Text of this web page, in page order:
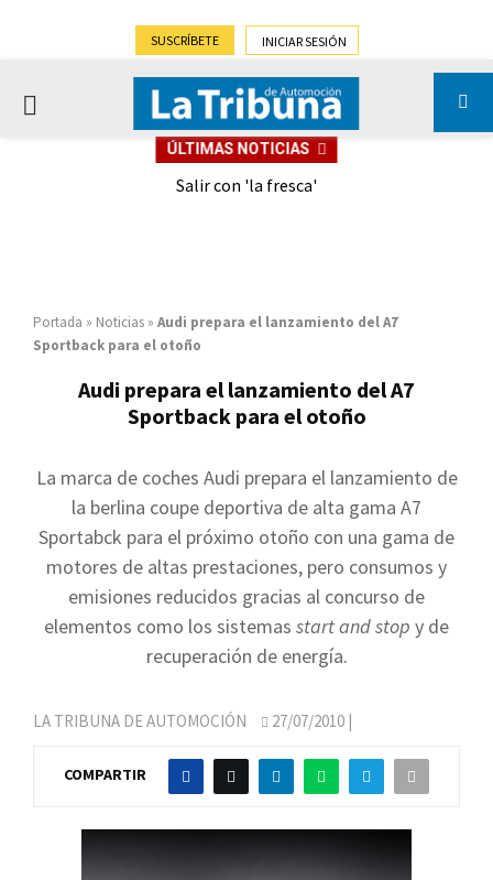
SUSCRÍBETE INICIAR SESIÓN
PRIMARY
ÚLTIMAS NOTICIAS
Salir con 'la fresca'
Portada » Noticias » Audi prepara el lanzamiento del A7
Sportback para el otoño
Audi prepara el lanzamiento del A7
Sportback para el otoño
La marca de coches Audi prepara el lanzamiento de
la berlina coupe deportiva de alta gama A7
Sportabck para el próximo otoño con una gama de
motores de altas prestaciones, pero consumos y
emisiones reducidos gracias al concurso de
elementos como los sistemas start and stop y de
recuperación de energía.
LA TRIBUNA DE AUTOMOCIÓN 27/07/2010 |
COMPARTIR